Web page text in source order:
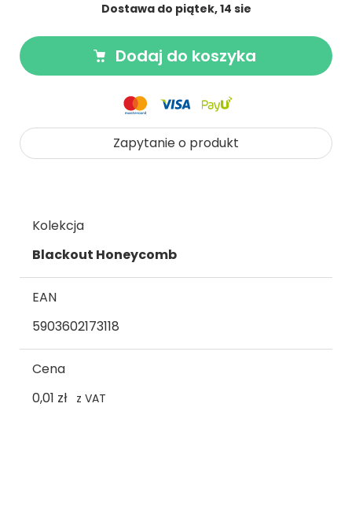
Dostawa do piątek, 14 sie
Dodaj do koszyka
Zapytanie o produkt
Kolekcja
Blackout Honeycomb
EAN
5903602173118
Cena
0,01 zł z VAT